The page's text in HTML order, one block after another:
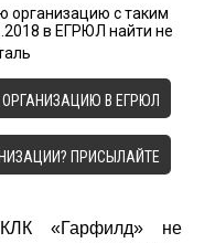
организацию с таким
в ЕГРЮЛ найти не
В ЕГРЮЛ
ПРИСЫЛАЙТЕ
«Гарфилд» не